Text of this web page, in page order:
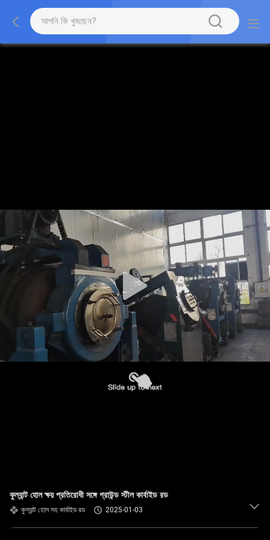
কুল্যান্ট হোল ক্ষয় প্রতিরোধী সঙ্গে গ্রাউন্ড স্টীল কার্বাইড রড
কুল্যান্ট হোল সহ কার্বাইড রড 2025-01-03